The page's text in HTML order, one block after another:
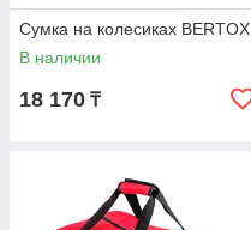
Сумка на колесиках BERTOX
В наличии
18 170 ₸